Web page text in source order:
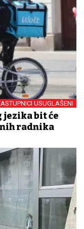
USUGLAŠENI
bit će
radnika